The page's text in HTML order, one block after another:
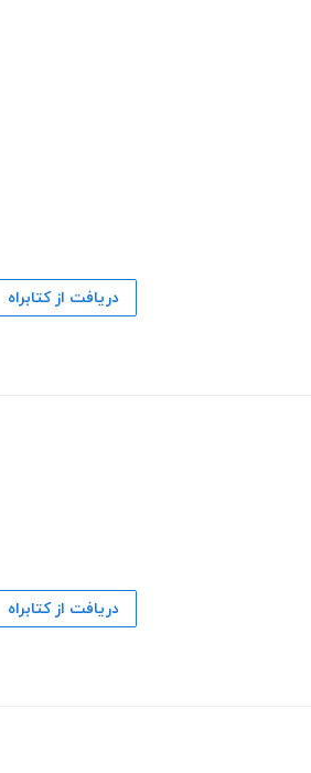
دریافت از کتابراه
دریافت از کتابراه